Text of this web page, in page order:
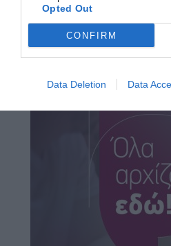
Opted Out
CONFIRM
Data Deletion Data